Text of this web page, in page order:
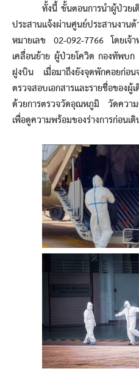
ทั้งนี้ ขั้นตอนการนำผู้ป่วยเดิน
ประสานแจ้งผ่านศูนย์ประสา
หมายเลข 02-092-7766 โดยเจ้
เคลื่อนย้าย ผู้ป่วยโควิด กองทัพบ
ฝูงบิน เมื่อมาถึงยังจุดพักคอยก่อ
ตรวจสอบเอกสารและรายชื่อของผู้
ด้วยการตรวจวัดอุณหภูมิ วัดคว
เพื่อดูความพร้อมของร่างการก่อนเ